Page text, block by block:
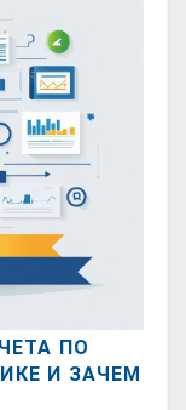
ПО
И ЗАЧЕМ